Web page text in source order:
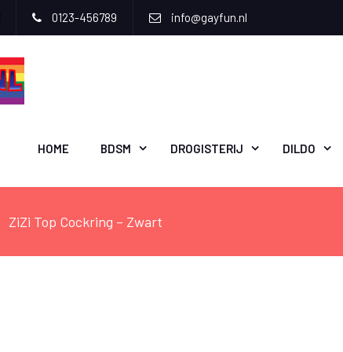
0123-456789 info@gayfun.nl
HOME BDSM DROGISTERIJ DILDO
ZiZi Top Cockring – Zwart